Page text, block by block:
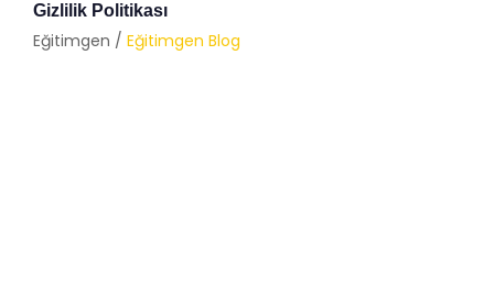
Gizlilik Politikası
Eğitimgen / Eğitimgen Blog